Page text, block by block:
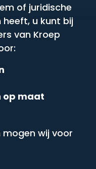
of juridische
u kunt bij
van Kroep
op maat
wij voor